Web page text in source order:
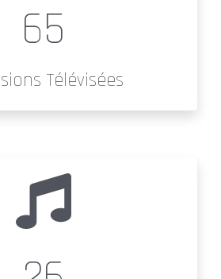
65
Télévisées